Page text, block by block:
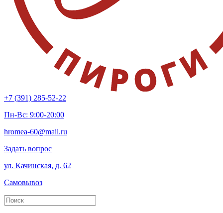
+7 (391) 285-52-22
Пн-Вс: 9:00-20:00
hromea-60@mail.ru
Задать вопрос
ул. Качинская, д. 62
Самовывоз